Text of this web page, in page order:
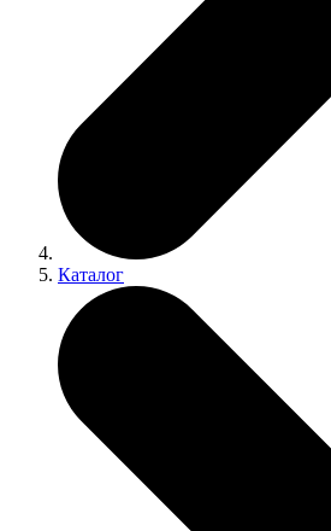
Каталог